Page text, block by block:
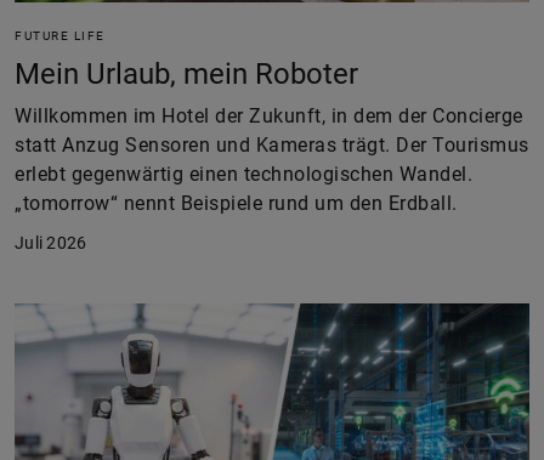
FUTURE LIFE
Mein Urlaub, mein Roboter
Willkommen im Hotel der Zukunft, in dem der Concierge
statt Anzug Sensoren und Kameras trägt. Der Tourismus
erlebt gegenwärtig einen technologischen Wandel.
„tomorrow“ nennt Beispiele rund um den Erdball.
Juli 2026